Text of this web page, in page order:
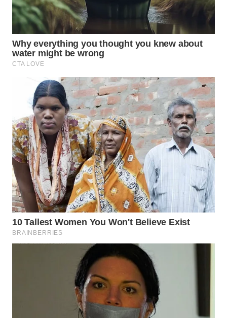
LESUNG
WN
KARO
SIMALUNGUN
WN
LABUHANBATU
WN
TAPANULI
TENGAH
WN DELI
SERDANG
WN
TEBING